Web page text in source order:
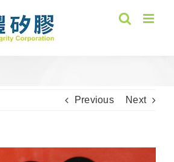
Previous Next